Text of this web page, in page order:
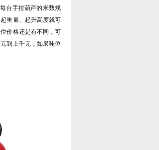
台手拉葫芦的米数规
重量、起升高度就可
价格还是有不同，可
到上千元，如果吨位